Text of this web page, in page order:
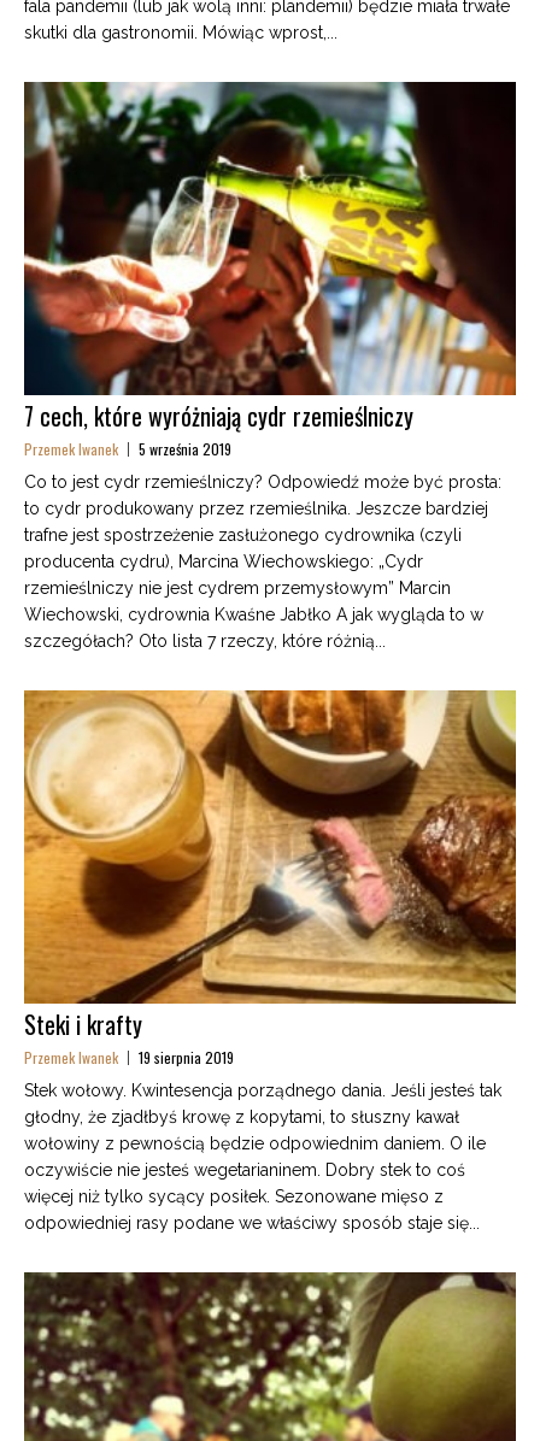
fala pandemii (lub jak wolą inni: plandemii) będzie miała trwałe
skutki dla gastronomii. Mówiąc wprost,...
7 cech, które wyróżniają cydr rzemieślniczy
Przemek Iwanek 5 września 2019
Co to jest cydr rzemieślniczy? Odpowiedź może być prosta:
to cydr produkowany przez rzemieślnika. Jeszcze bardziej
trafne jest spostrzeżenie zasłużonego cydrownika (czyli
producenta cydru), Marcina Wiechowskiego: „Cydr
rzemieślniczy nie jest cydrem przemysłowym” Marcin
Wiechowski, cydrownia Kwaśne Jabłko A jak wygląda to w
szczegółach? Oto lista 7 rzeczy, które różnią...
Steki i krafty
Przemek Iwanek 19 sierpnia 2019
Stek wołowy. Kwintesencja porządnego dania. Jeśli jesteś tak
głodny, że zjadłbyś krowę z kopytami, to słuszny kawał
wołowiny z pewnością będzie odpowiednim daniem. O ile
oczywiście nie jesteś wegetarianinem. Dobry stek to coś
więcej niż tylko sycący posiłek. Sezonowane mięso z
odpowiedniej rasy podane we właściwy sposób staje się...